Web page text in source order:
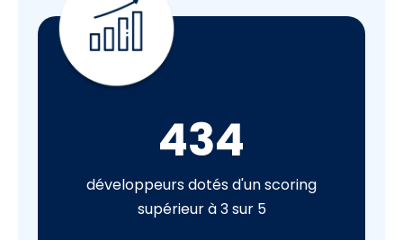
434
développeurs dotés d'un scoring
supérieur à 3 sur 5